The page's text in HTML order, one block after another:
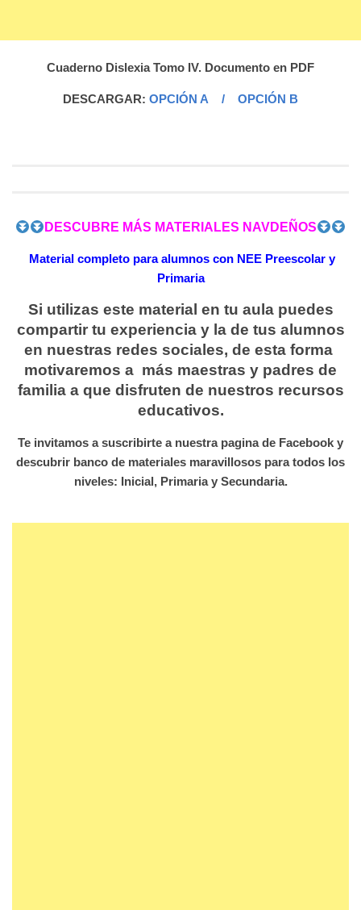
Cuaderno Dislexia Tomo IV. Documento en PDF
DESCARGAR: OPCIÓN A / OPCIÓN B
DESCUBRE MÁS MATERIALES NAVDEÑOS
Material completo para alumnos con NEE Preescolar y
Primaria
Si utilizas este material en tu aula puedes
compartir tu experiencia y la de tus alumnos
en nuestras redes sociales, de esta forma
motivaremos a más maestras y padres de
familia a que disfruten de nuestros recursos
educativos.
Te invitamos a suscribirte a nuestra pagina de Facebook y
descubrir banco de materiales maravillosos para todos los
niveles: Inicial, Primaria y Secundaria.